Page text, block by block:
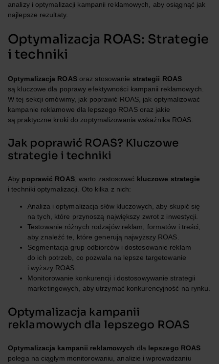
analizy i optymalizacji kampanii reklamowych, aby osiągnąć jak
najlepsze rezultaty.
Optymalizacja ROAS: Strategie
i techniki
Optymalizacja ROASoraz stosowanie strategii ROAS
są kluczowe dla poprawy efektywności kampanii reklamowych.
W tej sekcji omówimy, jak poprawić ROAS, jak optymalizować
kampanie reklamowe dla lepszego ROAS oraz jakie
są praktyczne kroki do zoptymalizowania wskaźnika ROAS.
Jak poprawić ROAS? Kluczowe
strategie i techniki
Aby poprawić ROAS, warto zastosować kluczowe strategie
i techniki optymalizacji. Oto kilka z nich:
Analiza i optymalizacja słów kluczowych, aby skupić się
na tych, które przynoszą największy zwrot z inwestycji.
Testowanie różnych rodzajów reklam, formatów i treści,
aby znaleźć te, które generują najwyższy ROAS.
Segmentacja grup odbiorców i dostosowanie reklam
do ich potrzeb, co pozwala na lepsze targetowanie
i wyższy ROAS.
Monitorowanie konkurencji i dostosowywanie strategii
marketingowych, aby utrzymać konkurencyjność na rynku.
Optymalizacja kampanii
reklamowych dla lepszego ROAS
Optymalizacja kampanii reklamowych dla lepszego ROAS
polega na ciągłym monitorowaniu, analizie i wprowadzaniu